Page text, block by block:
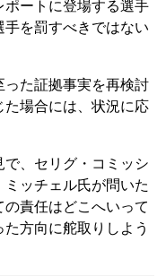
ポートに登場する選手
を罰すべきではない
た証拠事実を再検討
た場合には、状況に応
、セリグ・コミッシ
ッチェル氏が問いた
責任はどこへいって
方向に舵取りしよう